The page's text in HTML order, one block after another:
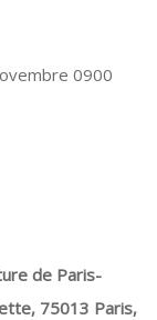
0900
de Paris-
75013 Paris,